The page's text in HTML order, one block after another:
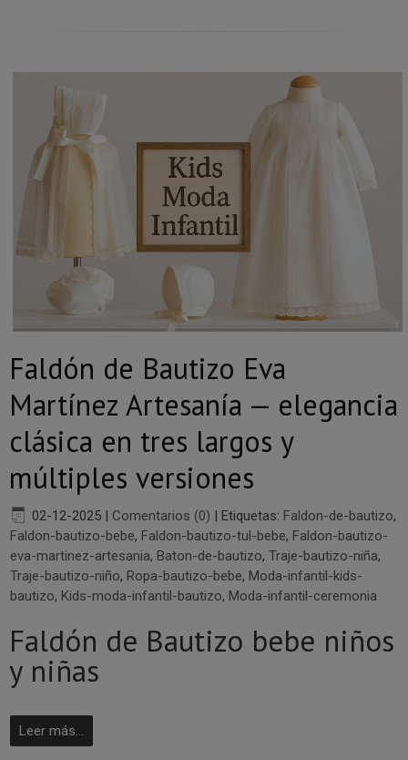
Faldón de Bautizo Eva
Martínez Artesanía — elegancia
clásica en tres largos y
múltiples versiones
02-12-2025 Comentarios (0) Etiquetas: Faldon-de-bautizo,
Faldon-bautizo-bebe, Faldon-bautizo-tul-bebe, Faldon-bautizo-
eva-martinez-artesania, Baton-de-bautizo, Traje-bautizo-niña,
Traje-bautizo-niño, Ropa-bautizo-bebe, Moda-infantil-kids-
bautizo, Kids-moda-infantil-bautizo, Moda-infantil-ceremonia
Faldón de Bautizo bebe niños
y niñas
Leer más...